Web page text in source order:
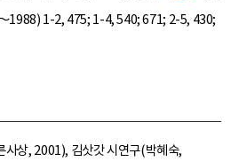
1988) 1-2, 475; 1-4, 540; 671; 2-5, 430;
사상, 2001), 김삿갓 시연구(박혜숙,